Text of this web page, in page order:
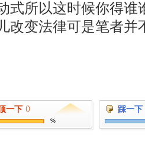
式所以这时候你得谁
改变法律可是笔者并
一下 ()
%
踩一下